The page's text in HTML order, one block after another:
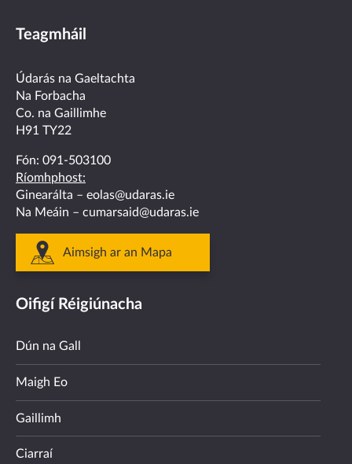
on
facebook
on
twitterlinkedin
Teagmháil
Údarás na Gaeltachta
Na Forbacha
Co. na Gaillimhe
H91 TY22
Fón: 091-503100
Ríomhphost:
Ginearálta – eolas@udaras.ie
Na Meáin – cumarsaid@udaras.ie
Aimsigh ar an Mapa
Oifigí Réigiúnacha
Dún na Gall
Maigh Eo
Gaillimh
Ciarraí